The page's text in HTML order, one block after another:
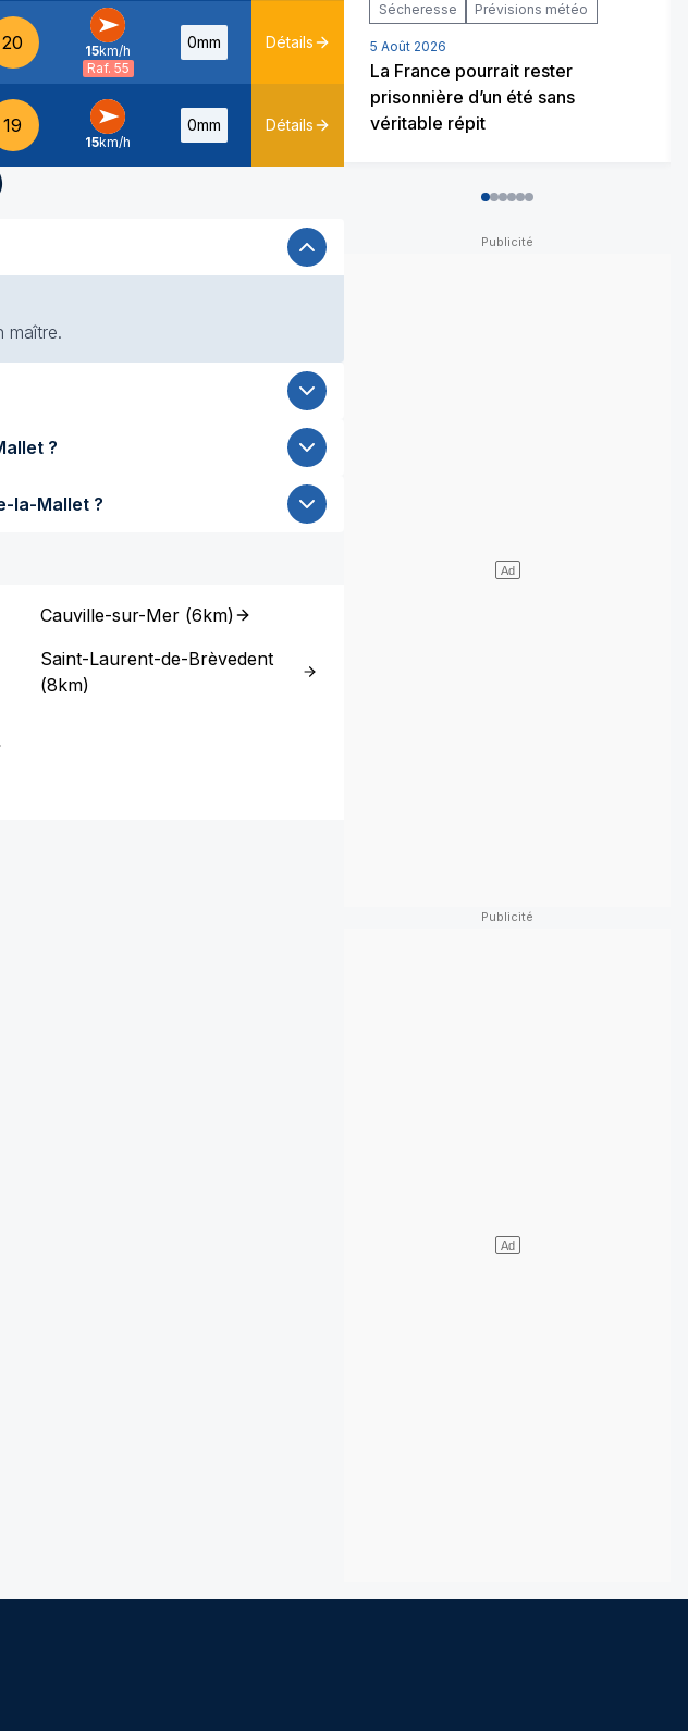
20
O -
15km/h
Raf. 55
0mm Détails
19
O -
15km/h
0mm Détails
maître.
la-Mallet ?
9 aout à Fontaine-la-Mallet ?
Cauville-sur-Mer(6km)
Saint-Laurent-de-Brèvedent
(8km)
Sécheresse
Prévisions météo
5 Août 2026
La France pourrait rester
prisonnière d’un été sans
véritable répit